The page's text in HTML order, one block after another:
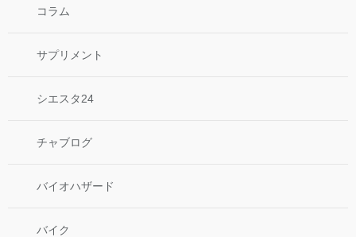
コラム
サプリメント
シエスタ24
チャブログ
バイオハザード
バイク